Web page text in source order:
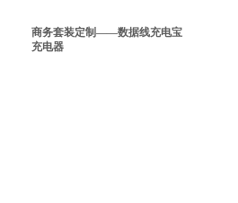
商务套装定制——数据线充电宝
充电器